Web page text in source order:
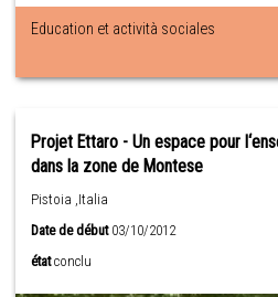
Education et actività sociales
Projet Ettaro - Un espace pour
dans la zone de Montese
Pistoia ,Italia
Date de début03/10/2012
état conclu